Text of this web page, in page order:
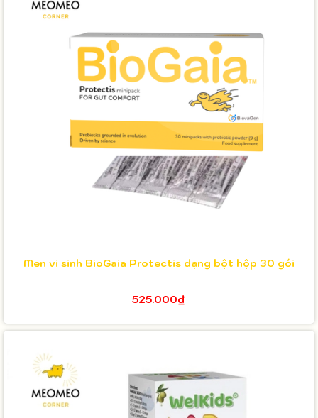
Men vi sinh BioGaia Protectis dạng bột hộp 30 gói
525.000₫